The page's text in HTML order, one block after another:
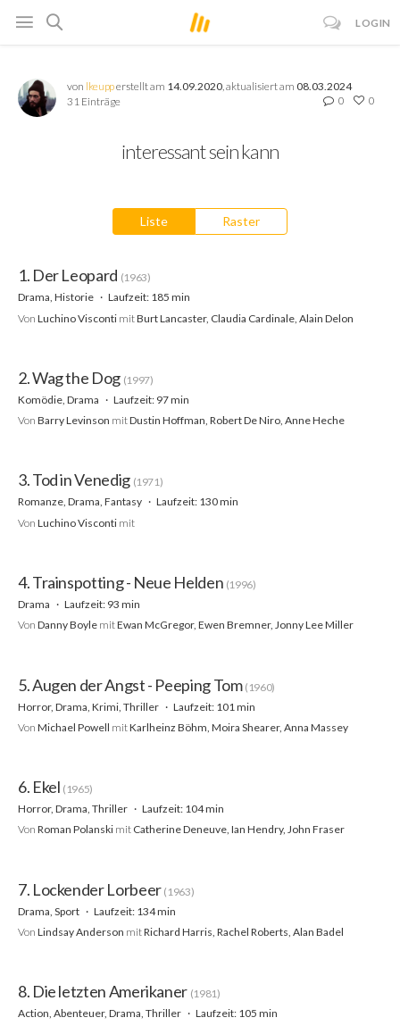
LOGIN
von lkeupperstellt am 14.09.2020, aktualisiert am 08.03.2024
31 Einträge
0 0
interessant sein kann
Liste Raster
1. Der Leopard (1963)
Drama, Historie
Laufzeit: 185 min
Von Luchino Visconti mitBurt Lancaster, Claudia Cardinale, Alain Delon
2. Wag the Dog (1997)
Komödie, Drama
Laufzeit: 97 min
Von Barry Levinson mitDustin Hoffman, Robert De Niro, Anne Heche
3. Tod in Venedig (1971)
Romanze, Drama, Fantasy
Laufzeit: 130 min
Von Luchino Visconti mit
4. Trainspotting - Neue Helden (1996)
Drama
Laufzeit: 93 min
Von Danny Boyle mitEwan McGregor, Ewen Bremner, Jonny Lee Miller
5. Augen der Angst - Peeping Tom (1960)
Horror, Drama, Krimi, Thriller
Laufzeit: 101 min
Von Michael Powell mitKarlheinz Böhm, Moira Shearer, Anna Massey
6. Ekel (1965)
Horror, Drama, Thriller
Laufzeit: 104 min
Von Roman Polanski mit Catherine Deneuve, Ian Hendry, John Fraser
7. Lockender Lorbeer (1963)
Drama, Sport
Laufzeit: 134 min
Von Lindsay Anderson mitRichard Harris, Rachel Roberts, Alan Badel
8. Die letzten Amerikaner (1981)
Action, Abenteuer, Drama, Thriller
Laufzeit: 105 min